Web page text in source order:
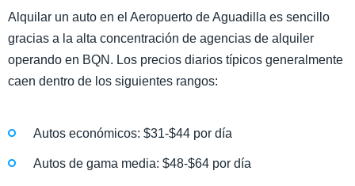
Alquilar un auto en el Aeropuerto de Aguadilla es sencillo
gracias a la alta concentración de agencias de alquiler
operando en BQN. Los precios diarios típicos generalmente
caen dentro de los siguientes rangos:
Autos económicos: $31-$44 por día
Autos de gama media: $48-$64 por día